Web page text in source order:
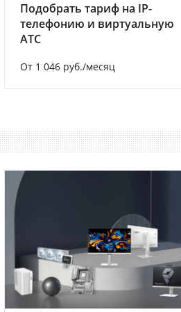
Подобрать тариф на IP-
телефонию и виртуальную
АТС
От 1 046 руб./месяц